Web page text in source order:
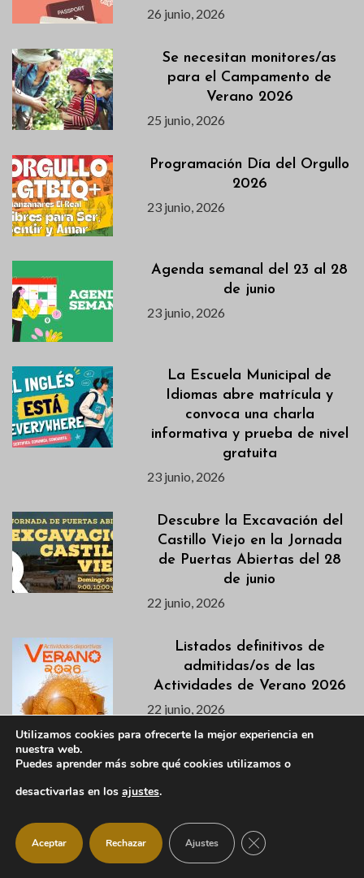
26 junio, 2026
Se necesitan monitores/as
para el Campamento de
Verano 2026
25 junio, 2026
Programación Día del Orgullo
2026
23 junio, 2026
Agenda semanal del 23 al 28
de junio
23 junio, 2026
La Escuela Municipal de
Idiomas abre matrícula y
convoca una charla
informativa y prueba de nivel
gratuita
23 junio, 2026
Descubre la Excavación del
Castillo Viejo en la Jornada
de Puertas Abiertas del 28
de junio
22 junio, 2026
Listados definitivos de
admitidas/os de las
Actividades de Verano 2026
22 junio, 2026
IM21 llega a Manzanares El
Descubre en este vídeo el
Utilizamos cookies para ofrecerte la mejor experiencia en
nuestra web.
Puedes aprender más sobre qué cookies utilizamos o
desactivarlas en los ajustes.
Aceptar Rechazar Ajustes CERRAR EL